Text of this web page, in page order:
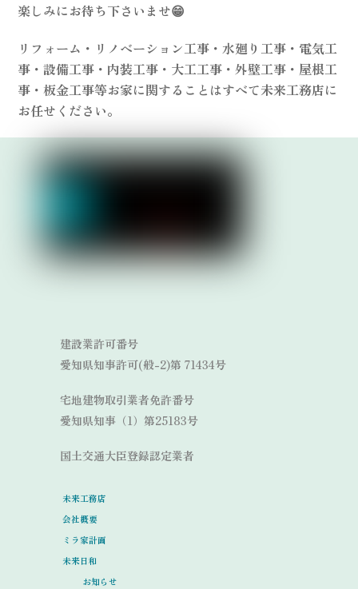
楽しみにお待ち下さいませ😁
リフォーム・リノベーション工事・水廻り工事・電気工
事・設備工事・内装工事・大工工事・外壁工事・屋根工
事・板金工事等お家に関することはすべて未来工務店に
お任せください。
Link
建設業許可番号
愛知県知事許可(般-2)第 71434号
宅地建物取引業者免許番号
愛知県知事（1）第25183号
国土交通大臣登録認定業者
未来工務店
会社概要
ミラ家計画
未来日和
お知らせ